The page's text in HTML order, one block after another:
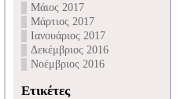
Μάιος 2017
Μάρτιος 2017
Ιανουάριος 2017
Δεκέμβριος 2016
Νοέμβριος 2016
Ετικέτες